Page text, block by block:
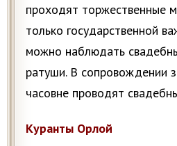
проходят торжественные
только государственной
можно наблюдать
ратуши. В сопровождении
часовне проводят
Куранты Орлой